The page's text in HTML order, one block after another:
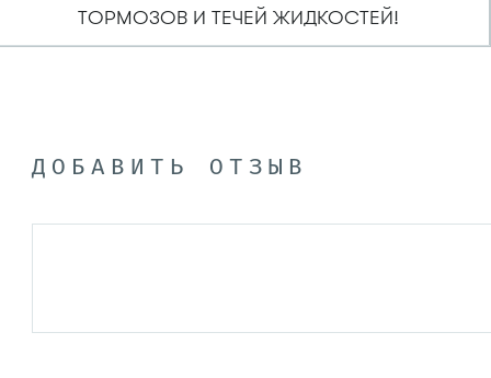
ТОРМОЗОВ И ТЕЧЕЙ ЖИДКОСТЕЙ!
ДОБАВИТЬ ОТЗЫВ